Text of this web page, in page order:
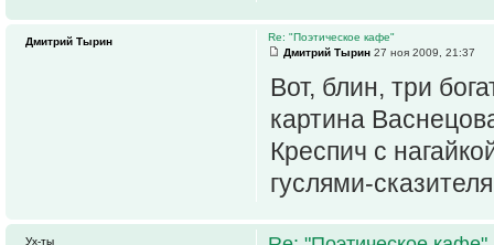
Re: "Поэтическое кафе"
Дмитрий Тырин 27 ноя 2009, 21:37
Вот, блин, три
картина
Креспич с
гуслями-
Дмитрий Тырин
Ух-ты